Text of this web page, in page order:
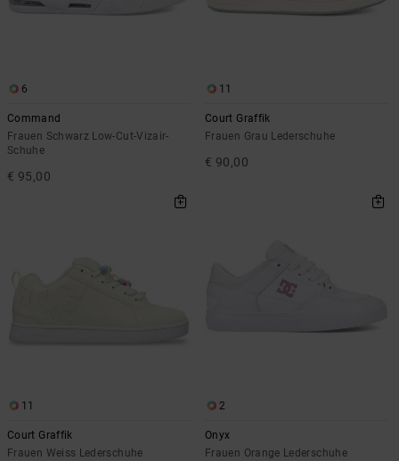
6
Command
Frauen Schwarz Low-Cut-Vizair-
Schuhe
€ 95,00
11
Court Graffik
Frauen Grau Lederschuhe
€ 90,00
11
Court Graffik
Frauen Weiss Lederschuhe
2
Onyx
Frauen Orange Lederschuhe